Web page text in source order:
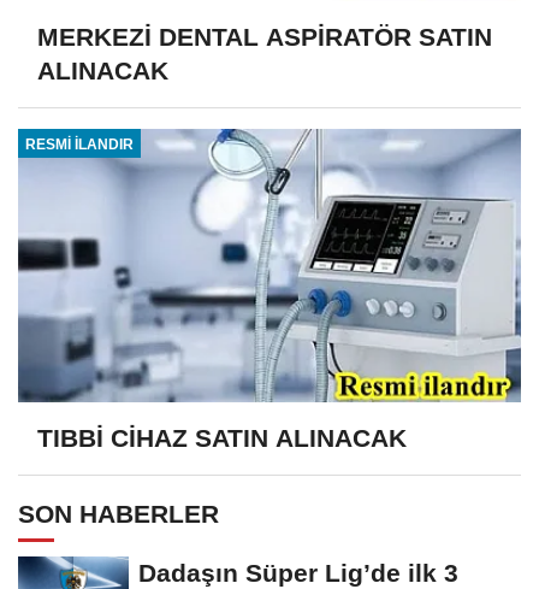
MERKEZİ DENTAL ASPİRATÖR SATIN
ALINACAK
RESMİ İLANDIR
TIBBİ CİHAZ SATIN ALINACAK
SON HABERLER
Dadaşın Süper Lig’de ilk 3